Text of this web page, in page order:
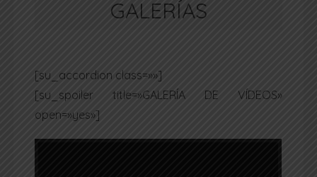
GALERÍAS
[su_accordion class=»»]
[su_spoiler title=»GALERÍA DE VÍDEOS»
open=»yes»]